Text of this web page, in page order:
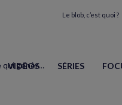
Le blob, c’est quoi ?
VIDÉOS SÉRIES
Les pompiers de Californie face à un incendie qui génère son propre climat